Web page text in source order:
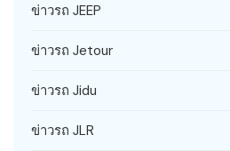
ข่าวรถ JEEP
ข่าวรถ Jetour
ข่าวรถ Jidu
ข่าวรถ JLR